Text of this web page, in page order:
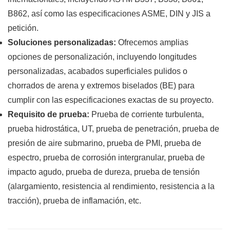
B862, así como las especificaciones ASME, DIN y JIS a
petición.
Soluciones personalizadas: Ofrecemos amplias
opciones de personalización, incluyendo longitudes
personalizadas, acabados superficiales pulidos o
chorrados de arena y extremos biselados (BE) para
cumplir con las especificaciones exactas de su proyecto.
Requisito de prueba: Prueba de corriente turbulenta,
prueba hidrostática, UT, prueba de penetración, prueba de
presión de aire submarino, prueba de PMI, prueba de
espectro, prueba de corrosión intergranular, prueba de
impacto agudo, prueba de dureza, prueba de tensión
(alargamiento, resistencia al rendimiento, resistencia a la
tracción), prueba de inflamación, etc.